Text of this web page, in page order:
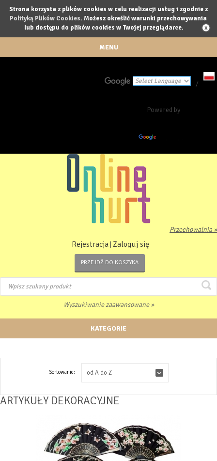
Strona korzysta z plików cookies w celu realizacji usług i zgodnie z
Polityką Plików Cookies. Możesz określić warunki przechowywania
lub dostępu do plików cookies w Twojej przeglądarce.
MENU
Powered by
/
Przechowalnia »
Rejestracja Zaloguj się
PRZEJDŹ DO KOSZYKA
Wyszukiwanie zaawansowane »
KATEGORIE
Sortowanie: od A do Z
ARTYKUŁY DEKORACYJNE